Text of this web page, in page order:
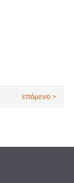
επόμενο >